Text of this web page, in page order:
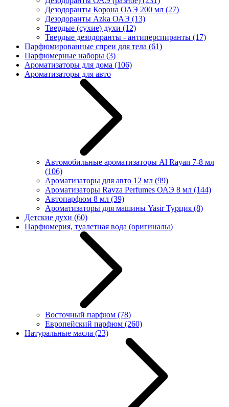
Дезодоранты Корона ОАЭ 200 мл (27)
Дезодоранты Azka ОАЭ (13)
Твердые (сухие) духи (12)
Твердые дезодоранты - антиперспиранты (17)
Парфюмированные спреи для тела (61)
Парфюмерные наборы (3)
Ароматизаторы для дома (106)
Ароматизаторы для авто
Автомобильные ароматизаторы Al Rayan 7-8 мл
(106)
Ароматизаторы для авто 12 мл (99)
Ароматизаторы Ravza Perfumes ОАЭ 8 мл (144)
Автопарфюм 8 мл (39)
Ароматизаторы для машины Yasir Турция (8)
Детские духи (60)
Парфюмерия, туалетная вода (оригиналы)
Восточный парфюм (78)
Европейский парфюм (260)
Натуральные масла (23)